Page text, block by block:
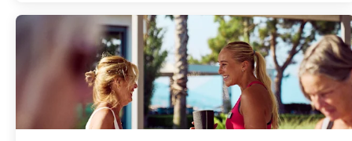
bara vara.Här är våra 5 bästa tips för varför du ska resa till